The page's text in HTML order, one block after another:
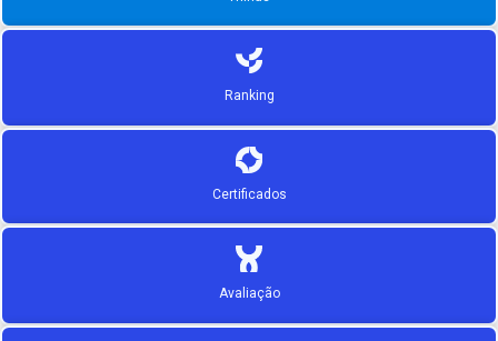
Ranking
Certificados
Avaliação